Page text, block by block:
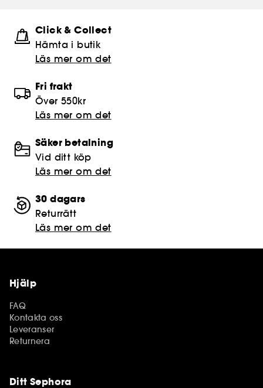
Click & Collect
Hämta i butik​
Läs mer om det
Fri frakt
Över 550kr
Läs mer om det
Säker betalning
Vid ditt köp
Läs mer om det
30 dagars
Returrätt
Läs mer om det
Hjälp
FAQ
Kontakta oss
Leveranser
Returnera
Ditt Sephora